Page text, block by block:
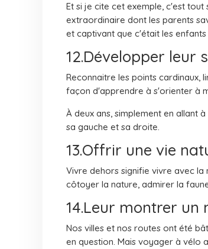
Et si je cite cet exemple, c'est
extraordinaire dont les parents
et captivant que c'était les
12.Développer leur
Reconnaitre les points cardinaux,
façon d'apprendre à s'orienter à
À deux ans, simplement en allant
sa gauche et sa droite.
13.Offrir une vie
Vivre dehors signifie vivre avec
côtoyer la nature, admirer la
14.Leur montrer un
Nos villes et nos routes ont été
en question. Mais voyager à vélo